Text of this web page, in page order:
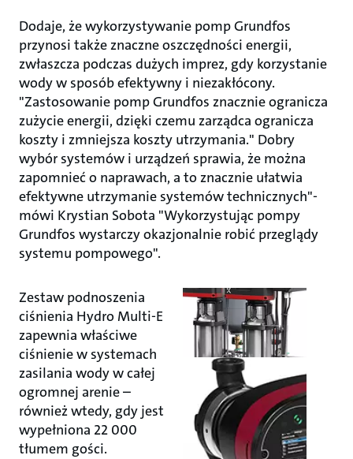
Dodaje, że wykorzystywanie pomp Grundfos
przynosi także znaczne oszczędności energii,
zwłaszcza podczas dużych imprez, gdy korzystanie
wody w sposób efektywny i niezakłócony.
"Zastosowanie pomp Grundfos znacznie ogranicza
zużycie energii, dzięki czemu zarządca ogranicza
koszty i zmniejsza koszty utrzymania." Dobry
wybór systemów i urządzeń sprawia, że można
zapomnieć o naprawach, a to znacznie ułatwia
efektywne utrzymanie systemów technicznych"-
mówi Krystian Sobota "Wykorzystując pompy
Grundfos wystarczy okazjonalnie robić przeglądy
systemu pompowego".
Zestaw podnoszenia
ciśnienia Hydro Multi-E
zapewnia właściwe
ciśnienie w systemach
zasilania wody w całej
ogromnej arenie –
również wtedy, gdy jest
wypełniona 22 000
tłumem gości.